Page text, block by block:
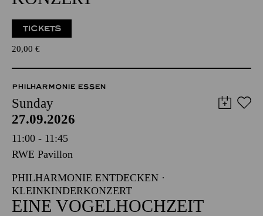
TICKETS
20,00 €
PHILHARMONIE ESSEN
Sunday
27.09.2026
11:00 - 11:45
RWE Pavillon
PHILHARMONIE ENTDECKEN ·
KLEINKINDERKONZERT
EINE VOGELHOCHZEIT